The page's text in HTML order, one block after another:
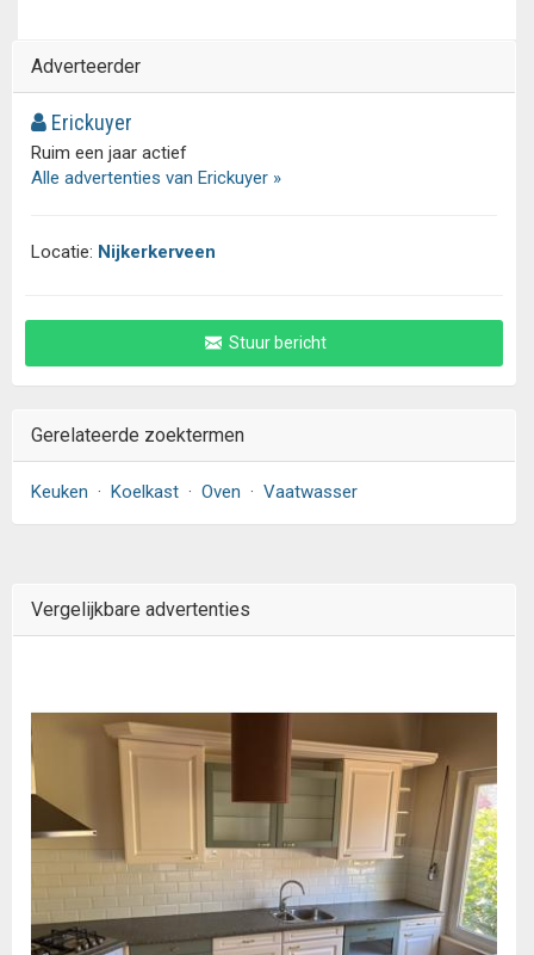
Adverteerder
Erickuyer
Ruim een jaar actief
Alle advertenties van Erickuyer »
Locatie: Nijkerkerveen
Stuur bericht
Gerelateerde zoektermen
Keuken · Koelkast · Oven · Vaatwasser
Vergelijkbare advertenties